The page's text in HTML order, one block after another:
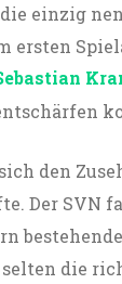
einzig
ersten
den
Der SVN
die